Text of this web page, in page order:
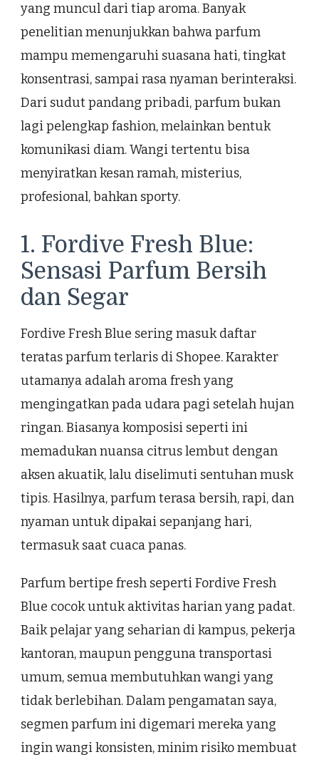
yang muncul dari tiap aroma. Banyak
penelitian menunjukkan bahwa parfum
mampu memengaruhi suasana hati, tingkat
konsentrasi, sampai rasa nyaman berinteraksi.
Dari sudut pandang pribadi, parfum bukan
lagi pelengkap fashion, melainkan bentuk
komunikasi diam. Wangi tertentu bisa
menyiratkan kesan ramah, misterius,
profesional, bahkan sporty.
1. Fordive Fresh Blue:
Sensasi Parfum Bersih
dan Segar
Fordive Fresh Blue sering masuk daftar
teratas parfum terlaris di Shopee. Karakter
utamanya adalah aroma fresh yang
mengingatkan pada udara pagi setelah hujan
ringan. Biasanya komposisi seperti ini
memadukan nuansa citrus lembut dengan
aksen akuatik, lalu diselimuti sentuhan musk
tipis. Hasilnya, parfum terasa bersih, rapi, dan
nyaman untuk dipakai sepanjang hari,
termasuk saat cuaca panas.
Parfum bertipe fresh seperti Fordive Fresh
Blue cocok untuk aktivitas harian yang padat.
Baik pelajar yang seharian di kampus, pekerja
kantoran, maupun pengguna transportasi
umum, semua membutuhkan wangi yang
tidak berlebihan. Dalam pengamatan saya,
segmen parfum ini digemari mereka yang
ingin wangi konsisten, minim risiko membuat